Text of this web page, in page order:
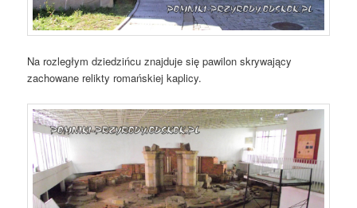
Na rozległym dziedzińcu znajduje się pawilon skrywający
zachowane relikty romańskiej kaplicy.